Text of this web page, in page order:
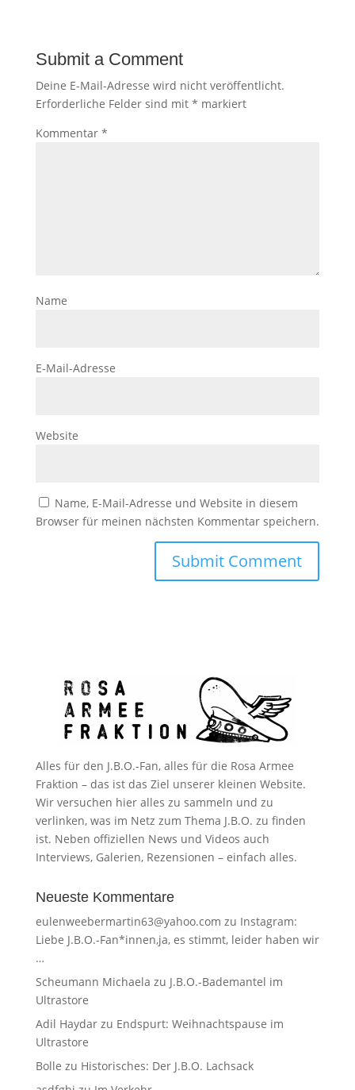
Submit a Comment
Deine E-Mail-Adresse wird nicht veröffentlicht.
Erforderliche Felder sind mit * markiert
Kommentar *
Name
E-Mail-Adresse
Website
Name, E-Mail-Adresse und Website in diesem
Browser für meinen nächsten Kommentar speichern.
Alles für den J.B.O.-Fan, alles für die Rosa Armee
Fraktion – das ist das Ziel unserer kleinen Website.
Wir versuchen hier alles zu sammeln und zu
verlinken, was im Netz zum Thema J.B.O. zu finden
ist. Neben offiziellen News und Videos auch
Interviews, Galerien, Rezensionen – einfach alles.
Neueste Kommentare
eulenweebermartin63@yahoo.com zu Instagram:
Liebe J.B.O.-Fan*innen,ja, es stimmt, leider haben wir
…
Scheumann Michaela zu J.B.O.-Bademantel im
Ultrastore
Adil Haydarzu Endspurt: Weihnachtspause im
Ultrastore
Bolle zu Historisches: Der J.B.O. Lachsack